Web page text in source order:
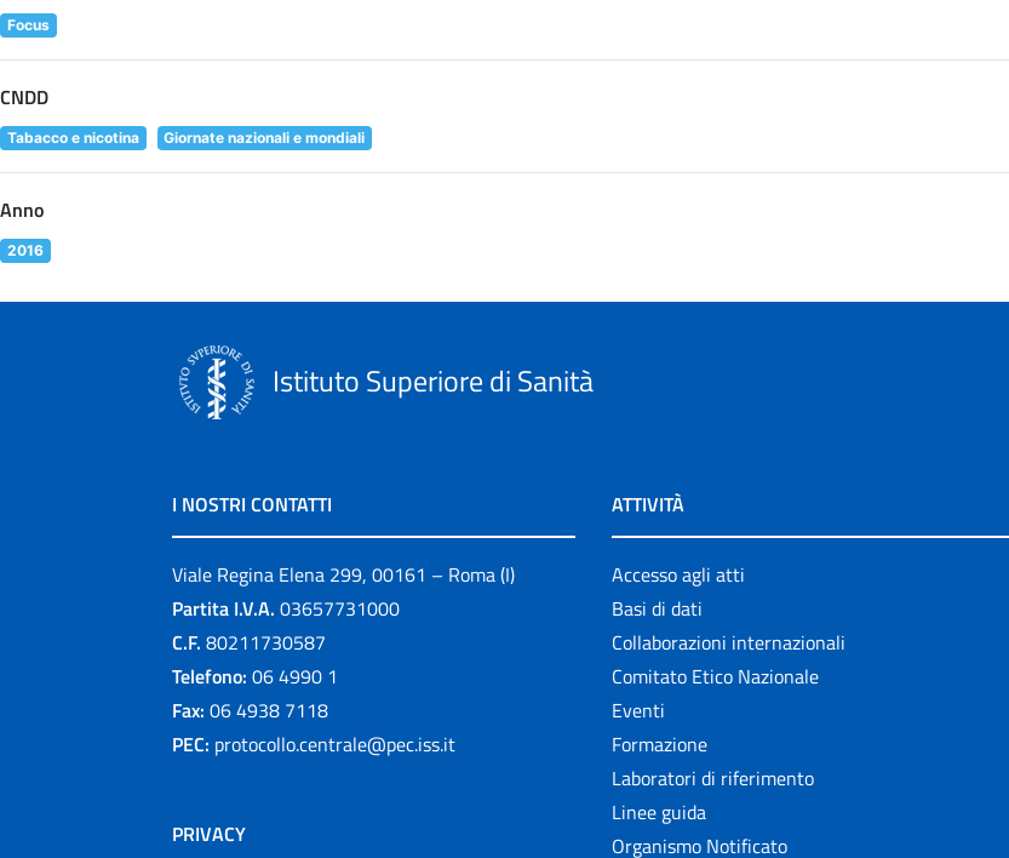
Focus
CNDD
Tabacco e nicotina Giornate nazionali e mondiali
Anno
2016
Istituto Superiore di Sanità
I NOSTRI CONTATTI
Viale Regina Elena 299, 00161 – Roma (I)
Partita I.V.A. 03657731000
C.F. 80211730587
Telefono: 06 4990 1
Fax: 06 4938 7118
PEC: protocollo.centrale@pec.iss.it
PRIVACY
ATTIVITÀ
Accesso agli atti
Basi di dati
Collaborazioni internazionali
Comitato Etico Nazionale
Eventi
Formazione
Laboratori di riferimento
Linee guida
Organismo Notificato